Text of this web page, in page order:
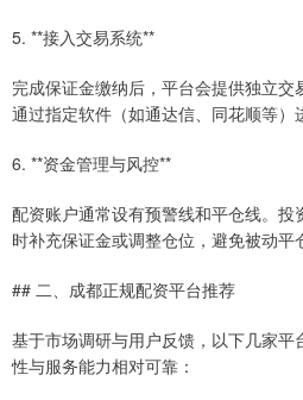
5. **接入交易系统**
完成保证金缴纳后，平台会提供独立
通过指定软件（如通达信、同花顺等）
6. **资金管理与风控**
配资账户通常设有预警线和平仓线。投
时补充保证金或调整仓位，避免被动平
## 二、成都正规配资平台推荐
基于市场调研与用户反馈，以下几家
性与服务能力相对可靠：